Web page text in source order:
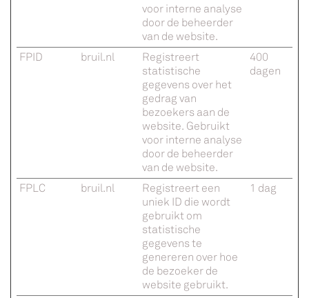
voor interne analyse
door de beheerder
van de website.
FPID
bruil.nl
Registreert
statistische
gegevens over het
gedrag van
bezoekers aan de
website. Gebruikt
voor interne analyse
door de beheerder
van de website.
400
dagen
FPLC bruil.nl
Registreert een
uniek ID die wordt
gebruikt om
statistische
gegevens te
genereren over hoe
de bezoeker de
website gebruikt.
1 dag